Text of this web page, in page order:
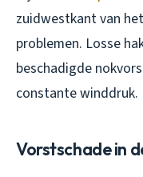
zuidwestkant van
problemen. Losse
beschadigde
constante winddruk.
Vorstschade in